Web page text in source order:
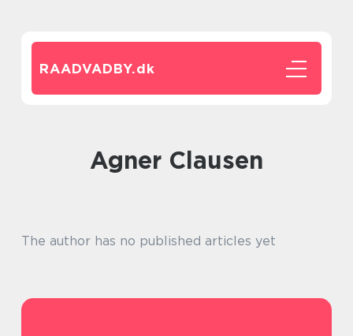
RAADVADBY.dk
Agner Clausen
The author has no published articles yet